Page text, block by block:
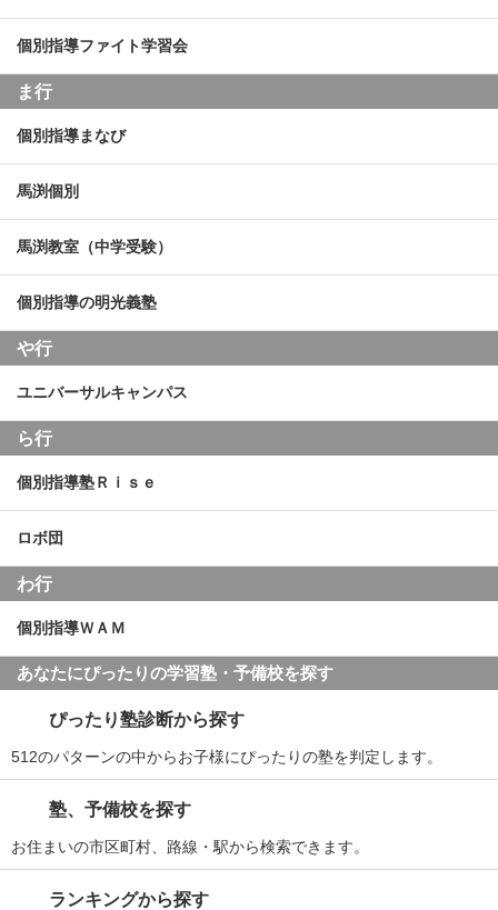
個別指導ファイト学習会
ま行
個別指導まなび
馬渕個別
馬渕教室（中学受験）
個別指導の明光義塾
や行
ユニバーサルキャンパス
ら行
個別指導塾Ｒｉｓｅ
ロボ団
わ行
個別指導ＷＡＭ
あなたにぴったりの学習塾・予備校を探す
ぴったり塾診断から探す
512のパターンの中からお子様にぴったりの塾を判定します。
塾、予備校を探す
お住まいの市区町村、路線・駅から検索できます。
ランキングから探す